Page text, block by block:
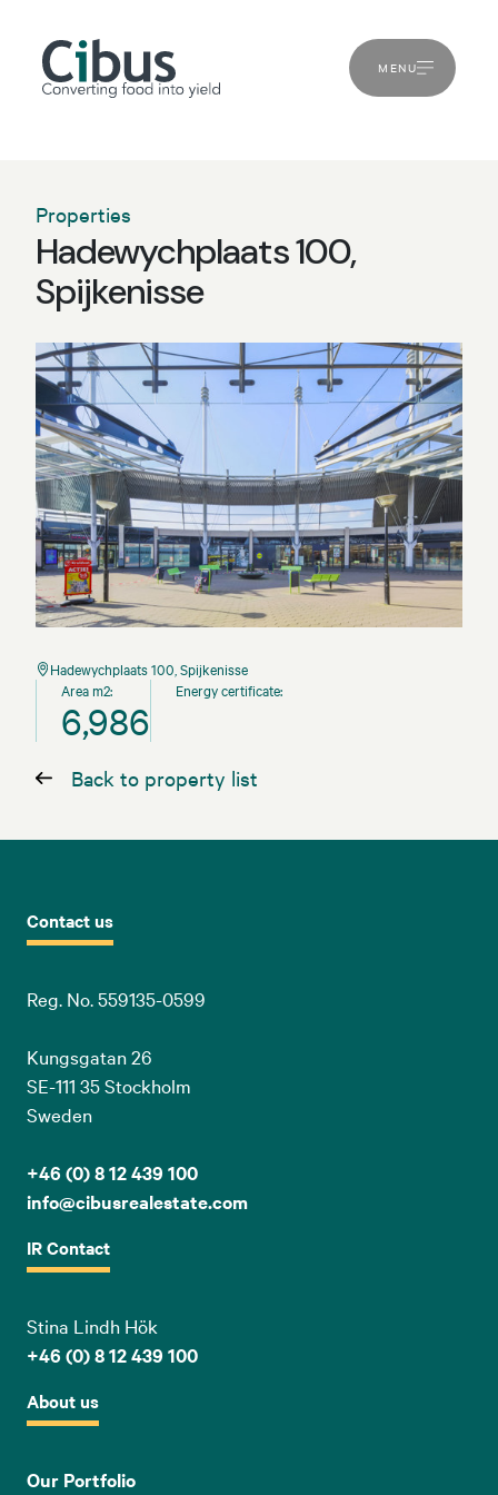
MENU
Properties
Hadewychplaats 100,
Spijkenisse
Hadewychplaats 100, Spijkenisse
Area m2:
6,986
Energy certificate:
Back to property list
Contact us
Reg. No. 559135-0599
Kungsgatan 26
SE-111 35 Stockholm
Sweden
+46 (0) 8 12 439 100
info@cibusrealestate.com
IR Contact
Stina Lindh Hök
+46 (0) 8 12 439 100
About us
Our Portfolio